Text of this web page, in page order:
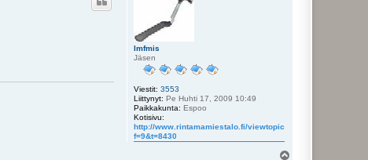
lmfmis
Jäsen
Viestit: 3553
Liittynyt: Pe Huhti 17, 2009 10:49
Paikkakunta: Espoo
Kotisivu:
http://www.rintamamiestalo.fi/viewtopic.php?
f=9&t=8430